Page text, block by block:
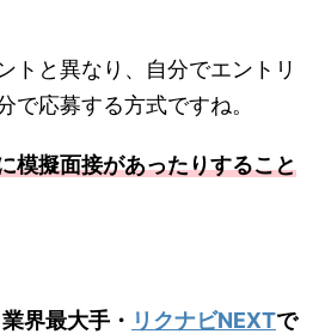
トと異なり、自分でエントリ
で応募する方式ですね。
模擬面接があったりすること
界最大手・ リクナビNEXTで